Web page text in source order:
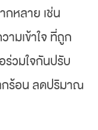
กหลาย เช่น
ามเข้าใจ ที่ถูก
วมใจกันปรับ
กร้อน ลดปริมาณ